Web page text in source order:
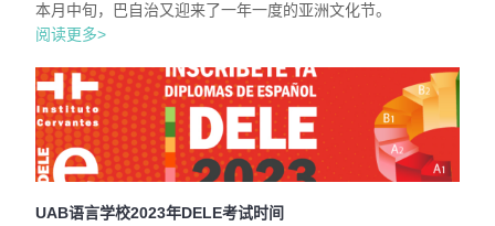
本月中旬，巴自治又迎来了一年一度的亚洲文化节。
阅读更多>
UAB语言学校2023年DELE考试时间